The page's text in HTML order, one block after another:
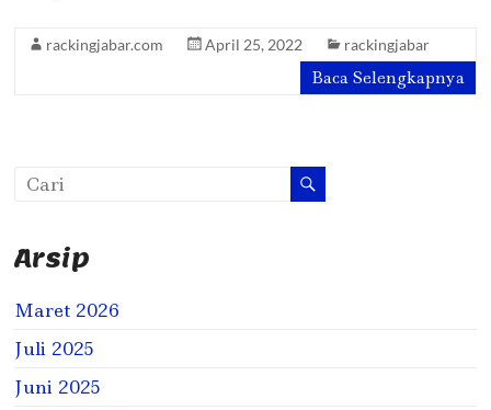
rackingjabar.com April 25, 2022 rackingjabar
Baca Selengkapnya
Arsip
Maret 2026
Juli 2025
Juni 2025